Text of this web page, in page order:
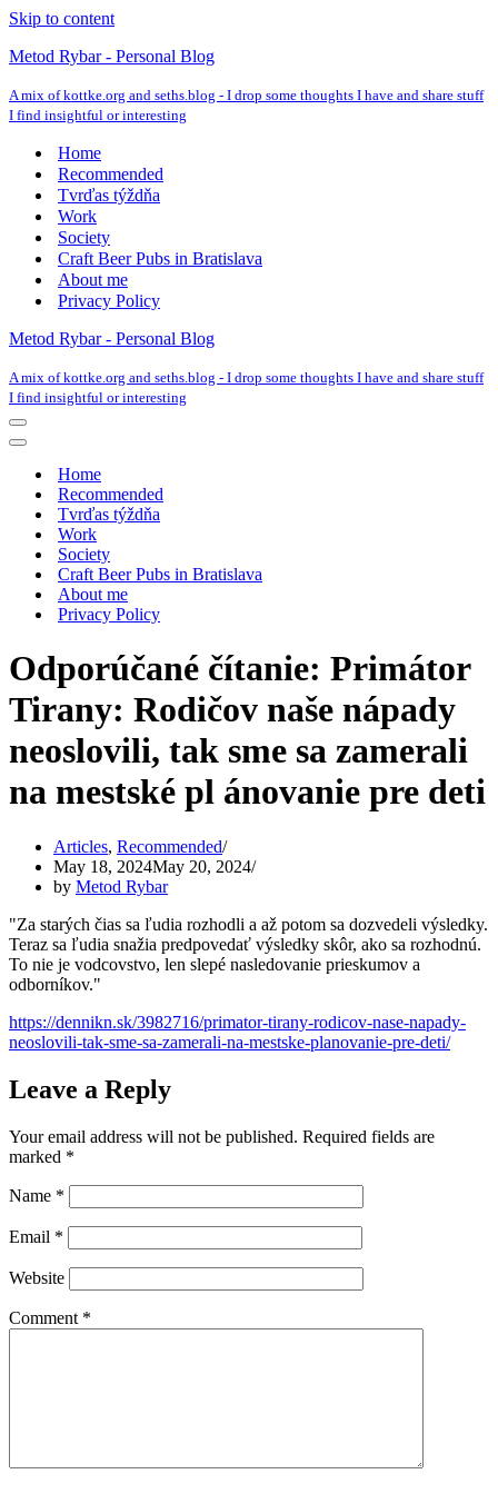
Skip to content
Metod Rybar - Personal Blog
A mix of kottke.org and seths.blog - I drop some thoughts I have and share stuff
I find insightful or interesting
Home
Recommended
Tvrďas týždňa
Work
Society
Craft Beer Pubs in Bratislava
About me
Privacy Policy
Metod Rybar - Personal Blog
A mix of kottke.org and seths.blog - I drop some thoughts I have and share stuff
I find insightful or interesting
Navigation
Menu
Navigation
Home
Recommended
Tvrďas týždňa
Work
Society
Craft Beer Pubs in Bratislava
About me
Privacy Policy
Odporúčané čítanie: Primátor
Tirany: Rodičov naše nápady
neoslovili, tak sme sa zamerali
na mestské pl ánovanie pre deti
Articles, Recommended
May 18, 2024May 20, 2024
by Metod Rybar
"Za starých čias sa ľudia rozhodli a až potom sa dozvedeli výsledky.
Teraz sa ľudia snažia predpovedať výsledky skôr, ako sa rozhodnú.
To nie je vodcovstvo, len slepé nasledovanie prieskumov a
odborníkov."
https://dennikn.sk/3982716/primator-tirany-rodicov-nase-napady-
neoslovili-tak-sme-sa-zamerali-na-mestske-planovanie-pre-deti/
Leave a Reply
Your email address will not be published. Required fields are
marked *
Name *
Email *
Website
Comment *